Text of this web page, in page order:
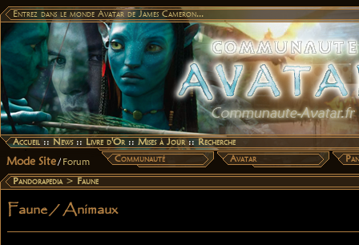
Entrez dans le monde Avatar de James Cameron...
Accueil::News::Livre d'Or::Mises à Jour::Recherche
Mode Site/ Forum Communauté Avatar
Pandorapedia >Faune
Faune / Animaux